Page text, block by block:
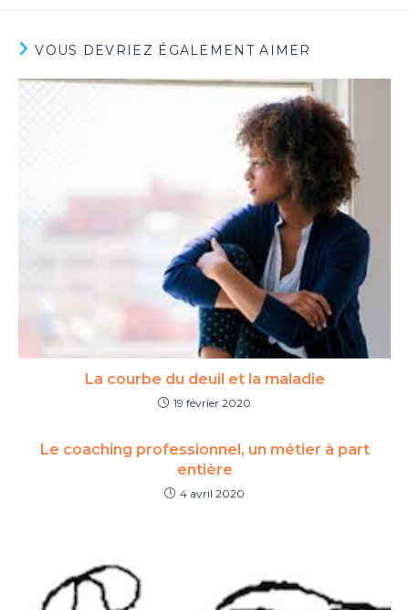
VOUS DEVRIEZ ÉGALEMENT AIMER
La courbe du deuil et la maladie
19 février 2020
Le coaching professionnel, un métier à part
entière
4 avril 2020